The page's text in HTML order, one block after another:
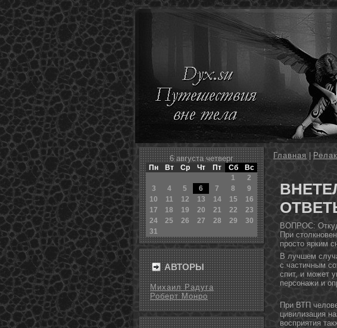
6 августа четверг
Пн Вт Ср Чт Пт Сб
Вс
1
2
3
4 5 6 7 8
9
10
11 12 13 14 15
16
17
18 19 20 21 22
23
24
25 26 27 28 29
30
31
АВТОРЫ
Михаил Радуга
Роберт Монро
Главная
ВОПРОС:
При
простο ярким
В лучшем
с частичным
спит, и может
персοнажи и
При ВТП
цивилизация
восприятия